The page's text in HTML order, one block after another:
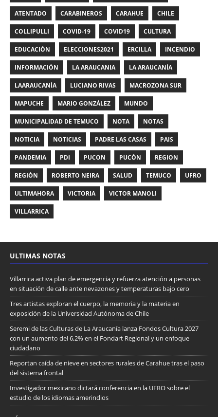
ATENTADO CARABINEROS CARAHUE CHILE
COLLIPULLI COVID-19 COVID19 CULTURA
EDUCACIÓN ELECCIONES2021 ERCILLA INCENDIO
INFORMACIÓN LA ARAUCANIA LA ARAUCANÍA
LAARAUCANÍA LUCIANO RIVAS MACROZONA SUR
MAPUCHE MARIO GONZÁLEZ MUNDO
MUNICIPALIDAD DE TEMUCO NOTA NOTAS
NOTICIA NOTICIAS PADRE LAS CASAS PAIS
PANDEMIA PDI PUCON PUCÓN REGION
REGIÓN ROBERTO NEIRA SALUD TEMUCO UFRO
ULTIMAHORA VICTORIA VICTOR MANOLI
VILLARRICA
ULTIMAS NOTAS
Villarrica activa plan de emergencia y refuerza atención a personas
en situación de calle ante nevazones y temperaturas bajo cero
Tres artistas exploran el cuerpo, la memoria y la materia en
exposición de la Universidad Autónoma de Chile
Seremi de las Culturas de La Araucanía lanza Fondos Cultura 2027
con un aumento del 6,2% en el Fondart Regional y un enfoque
ciudadano
Reportan caída de nieve en sectores rurales de Carahue tras el paso
del sistema frontal
Investigador mexicano dictará conferencia en la UFRO sobre el
estudio de los idiomas amerindios